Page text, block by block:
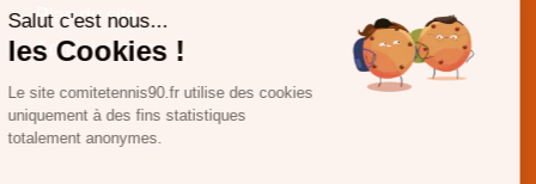
Plan du site
Administration
Salut c'est nous...
les Cookies !
Le site comitetennis90.fr utilise des cookies
uniquement à des fins statistiques
totalement anonymes.